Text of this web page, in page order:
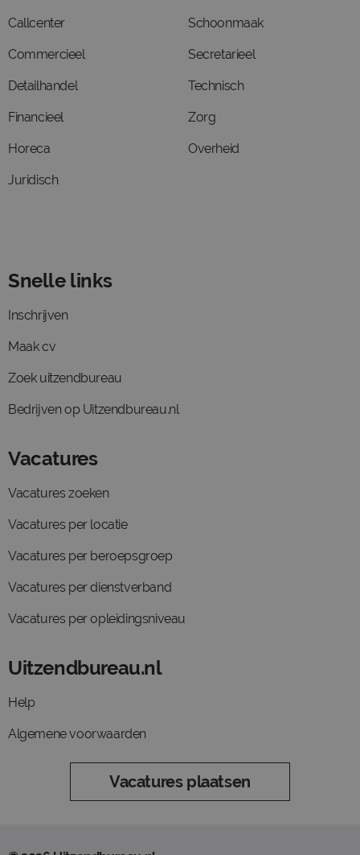
Callcenter
Commercieel
Detailhandel
Financieel
Horeca
Juridisch
Schoonmaak
Secretarieel
Technisch
Zorg
Overheid
Snelle links
Inschrijven
Maak cv
Zoek uitzendbureau
Bedrijven op Uitzendbureau.nl
Vacatures
Vacatures zoeken
Vacatures per locatie
Vacatures per beroepsgroep
Vacatures per dienstverband
Vacatures per opleidingsniveau
Uitzendbureau.nl
Help
Algemene voorwaarden
Vacatures plaatsen